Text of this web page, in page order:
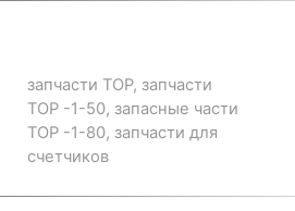
запчасти ТОР, запчасти
ТОР -1-50, запасные части
ТОР -1-80, запчасти для
счетчиков